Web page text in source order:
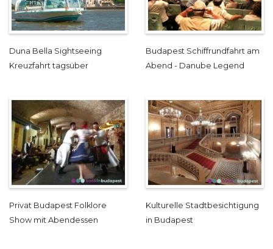
Duna Bella Sightseeing
Kreuzfahrt tagsüber
Budapest Schiffrundfahrt am
Abend - Danube Legend
Privat Budapest Folklore
Show mit Abendessen
Kulturelle Stadtbesichtigung
in Budapest